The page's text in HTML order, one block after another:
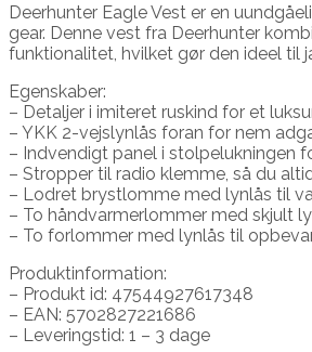
Deerhunter Eagle Vest er en
gear. Denne vest fra Deerhunter
funktionalitet, hvilket gør den ideel til
Egenskaber:
– Detaljer i imiteret ruskind for et
– YKK 2-vejslynlås foran for nem
– Indvendigt panel i stolpelukningen
– Stropper til radio klemme, så du
– Lodret brystlomme med lynlås til
– To håndvarmerlommer med skjult
– To forlommer med lynlås til
Produktinformation:
– Produkt id: 47544927617348
– EAN: 5702827221686
– Leveringstid: 1 – 3 dage